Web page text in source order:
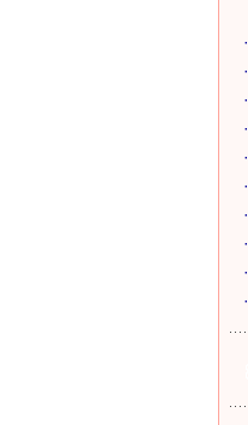
·
·
·
·
·
·
·
·
·
·